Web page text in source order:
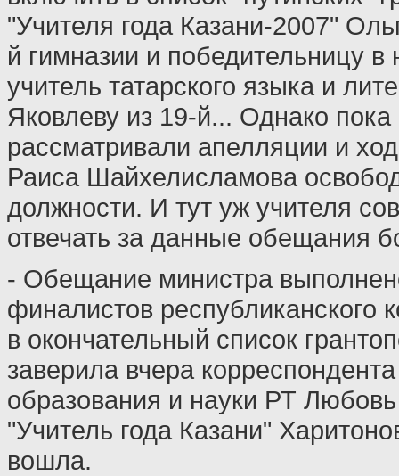
"Учителя года Казани-2007"
й гимназии и победительницу
учитель татарского языка и
Яковлеву из 19-й... Однако пока
рассматривали апелляции и
Раиса Шайхелисламова
должности. И тут уж учителя
отвечать за данные обещания
- Обещание министра
финалистов республиканского
в окончательный список
заверила вчера
образования и науки РТ
"Учитель года Казани"
вошла.